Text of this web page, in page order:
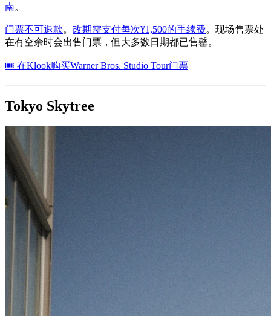
南。
门票不可退款。 改期需支付每次¥1,500的手续费。现场售票处
在有空余时会出售门票，但大多数日期都已售罄。
🎟 在Klook购买Warner Bros. Studio Tour门票
Tokyo Skytree